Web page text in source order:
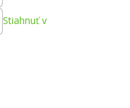
Stiahnuť v